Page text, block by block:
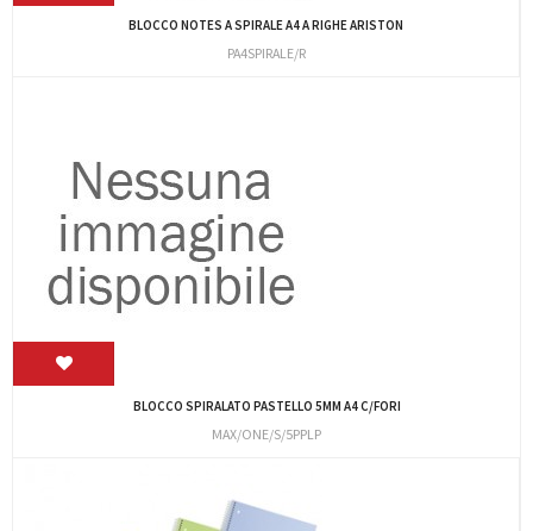
BLOCCO NOTES A SPIRALE A4 A RIGHE ARISTON
PA4SPIRALE/R
BLOCCO SPIRALATO PASTELLO 5MM A4 C/FORI
MAX/ONE/S/5PPLP